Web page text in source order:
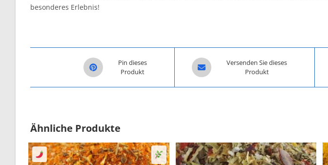
besonderes Erlebnis!
Opens in a new window
Pin dieses
Produkt
Opens in a new window
Versenden Sie dieses
Produkt
Ähnliche Produkte
Senf